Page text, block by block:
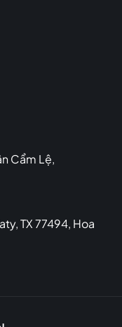
Cẩm Lệ,
TX 77494, Hoa